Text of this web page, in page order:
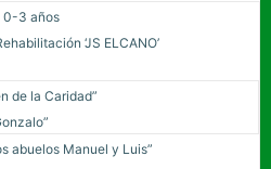
0-3 años
‘JS ELCANO’
de la Caridad”
abuelos Manuel y Luis”